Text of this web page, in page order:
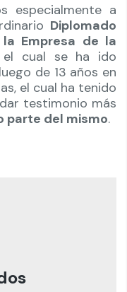
especialmente a
Diplomado
Empresa de la
el cual se ha ido
de 13 años en
el cual ha tenido
testimonio más
parte del mismo.